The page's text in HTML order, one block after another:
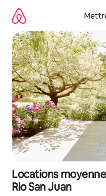
directement
contenu
Locations
Rio San Juan